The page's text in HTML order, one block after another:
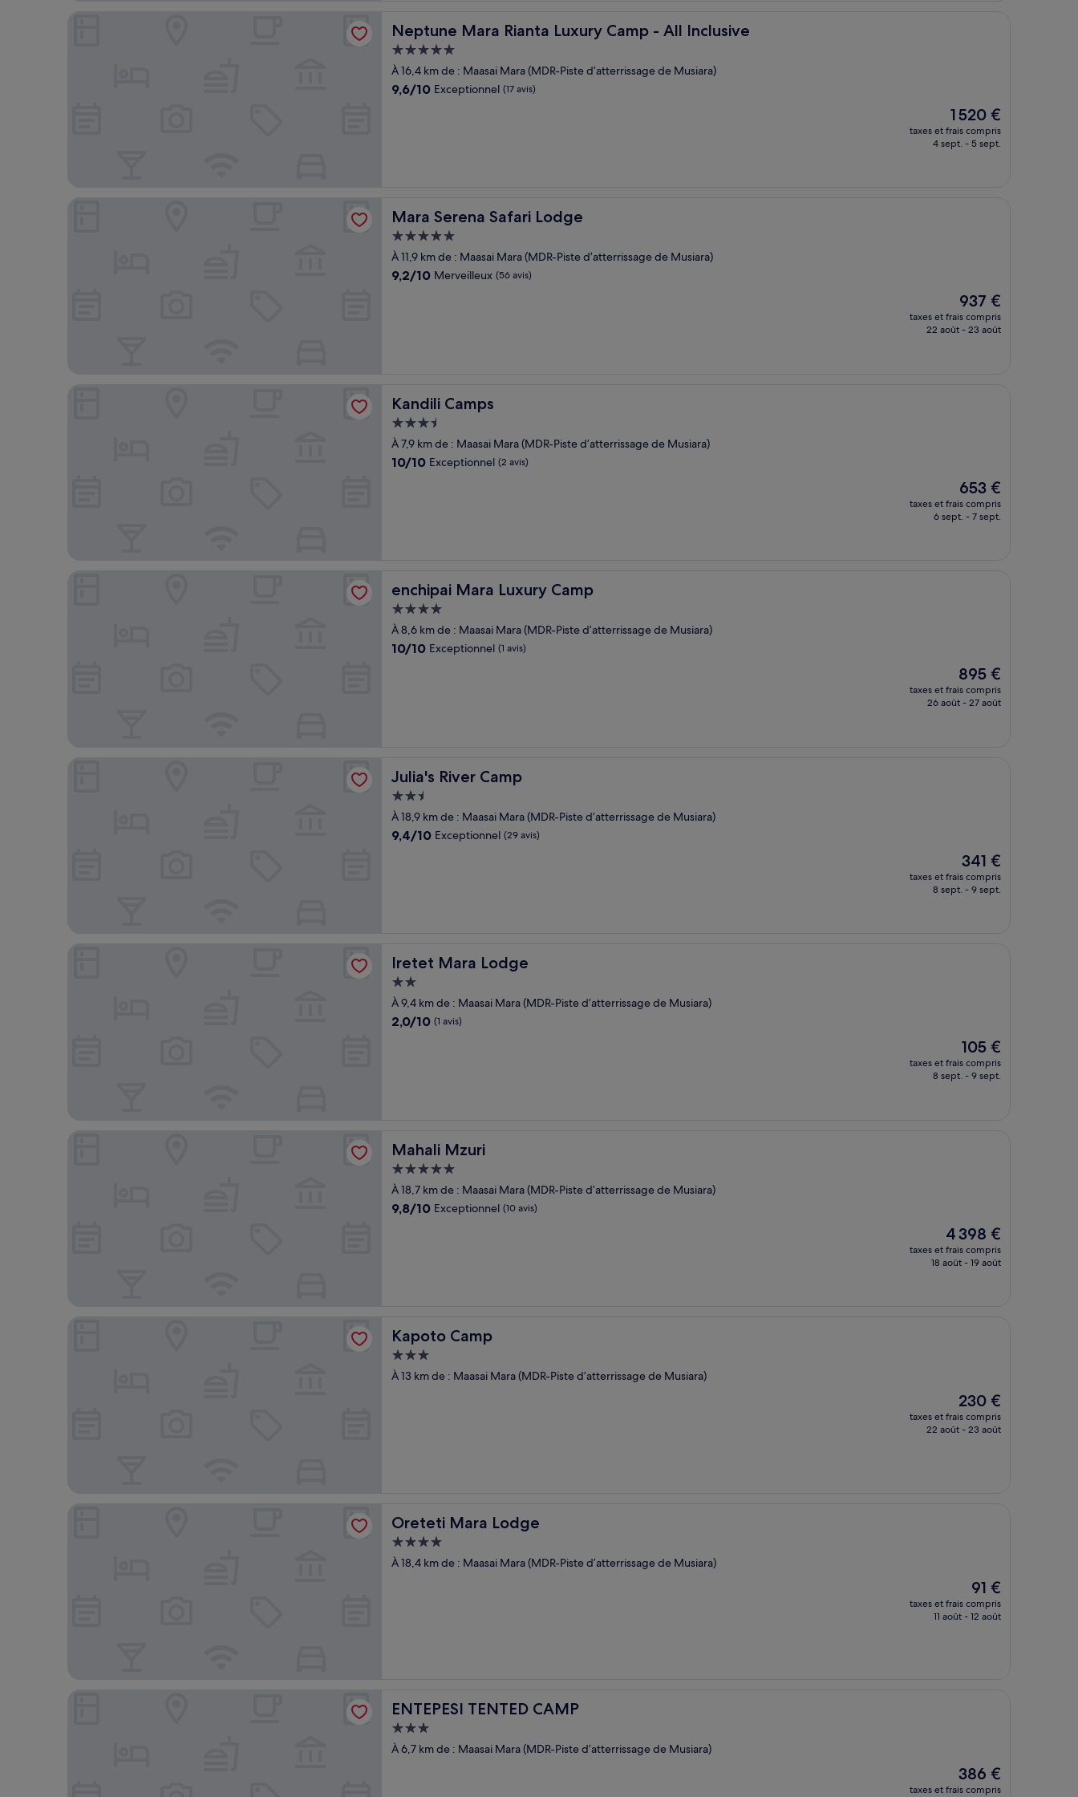
Neptune Mara Rianta Luxury Camp - All Inclusive
Neptune Mara Rianta Luxury Camp - All Inclusive
Hébergement
5.0 étoiles
À 16,4 km de : Maasai Mara (MDR-Piste d’atterrissage de Musiara)
9.6
9,6/10 Exceptionnel (17 avis)
Le
nouveau
prix
1 520 €
taxes et frais compris
4 sept. - 5 sept.
Neptune Mara Rianta Luxury Camp - All Inclusive
Mara Serena Safari Lodge
Mara Serena Safari Lodge
Hébergement
5.0 étoiles
À 11,9 km de : Maasai Mara (MDR-Piste d’atterrissage de Musiara)
9.2
9,2/10 Merveilleux (56 avis)
Le
nouveau
prix
937 €
taxes et frais compris
22 août - 23 août
Kandili Camps
Kandili Camps
Hébergement
3.5 étoiles
À 7,9 km de : Maasai Mara (MDR-Piste d’atterrissage de Musiara)
10.0
10/10 Exceptionnel (2 avis)
Le
nouveau
prix
653 €
taxes et frais compris
6 sept. - 7 sept.
Kandili Camps
enchipai Mara Luxury Camp
enchipai Mara Luxury Camp
Hébergement
4.0 étoiles
À 8,6 km de : Maasai Mara (MDR-Piste d’atterrissage de Musiara)
10.0
10/10 Exceptionnel (1 avis)
Le
nouveau
prix
895 €
taxes et frais compris
26 août - 27 août
Julia's River Camp
Julia's River Camp
Hébergement
2.5 étoiles
À 18,9 km de : Maasai Mara (MDR-Piste d’atterrissage de Musiara)
9.4
9,4/10 Exceptionnel (29 avis)
Le
nouveau
prix
341 €
taxes et frais compris
8 sept. - 9 sept.
Julia's River Camp
Iretet Mara Lodge
Iretet Mara Lodge
Hébergement
2.0 étoiles
À 9,4 km de : Maasai Mara (MDR-Piste d’atterrissage de Musiara)
2.0
2,0/10 (1 avis)
Le
nouveau
prix
105 €
taxes et frais compris
8 sept. - 9 sept.
Mahali Mzuri
Mahali Mzuri
Hébergement
5.0 étoiles
À 18,7 km de : Maasai Mara (MDR-Piste d’atterrissage de Musiara)
9.8
9,8/10 Exceptionnel (10 avis)
Le
nouveau
prix
4 398 €
taxes et frais compris
18 août - 19 août
Mahali Mzuri
Kapoto Camp
Kapoto Camp
Hébergement
3.0 étoiles
À 13 km de : Maasai Mara (MDR-Piste d’atterrissage de Musiara)
Le
nouveau
prix
230 €
taxes et frais compris
22 août - 23 août
Oreteti Mara Lodge
Oreteti Mara Lodge
Hébergement
4.0 étoiles
À 18,4 km de : Maasai Mara (MDR-Piste d’atterrissage de Musiara)
Le
nouveau
prix
91 €
taxes et frais compris
11 août - 12 août
Oreteti Mara Lodge
ENTEPESI TENTED CAMP
ENTEPESI TENTED CAMP
Hébergement
3.0 étoiles
À 6,7 km de : Maasai Mara (MDR-Piste d’atterrissage de Musiara)
Le
nouveau
386 €
taxes et frais compris